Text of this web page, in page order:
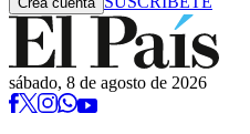
sábado, 8 de agosto de 2026